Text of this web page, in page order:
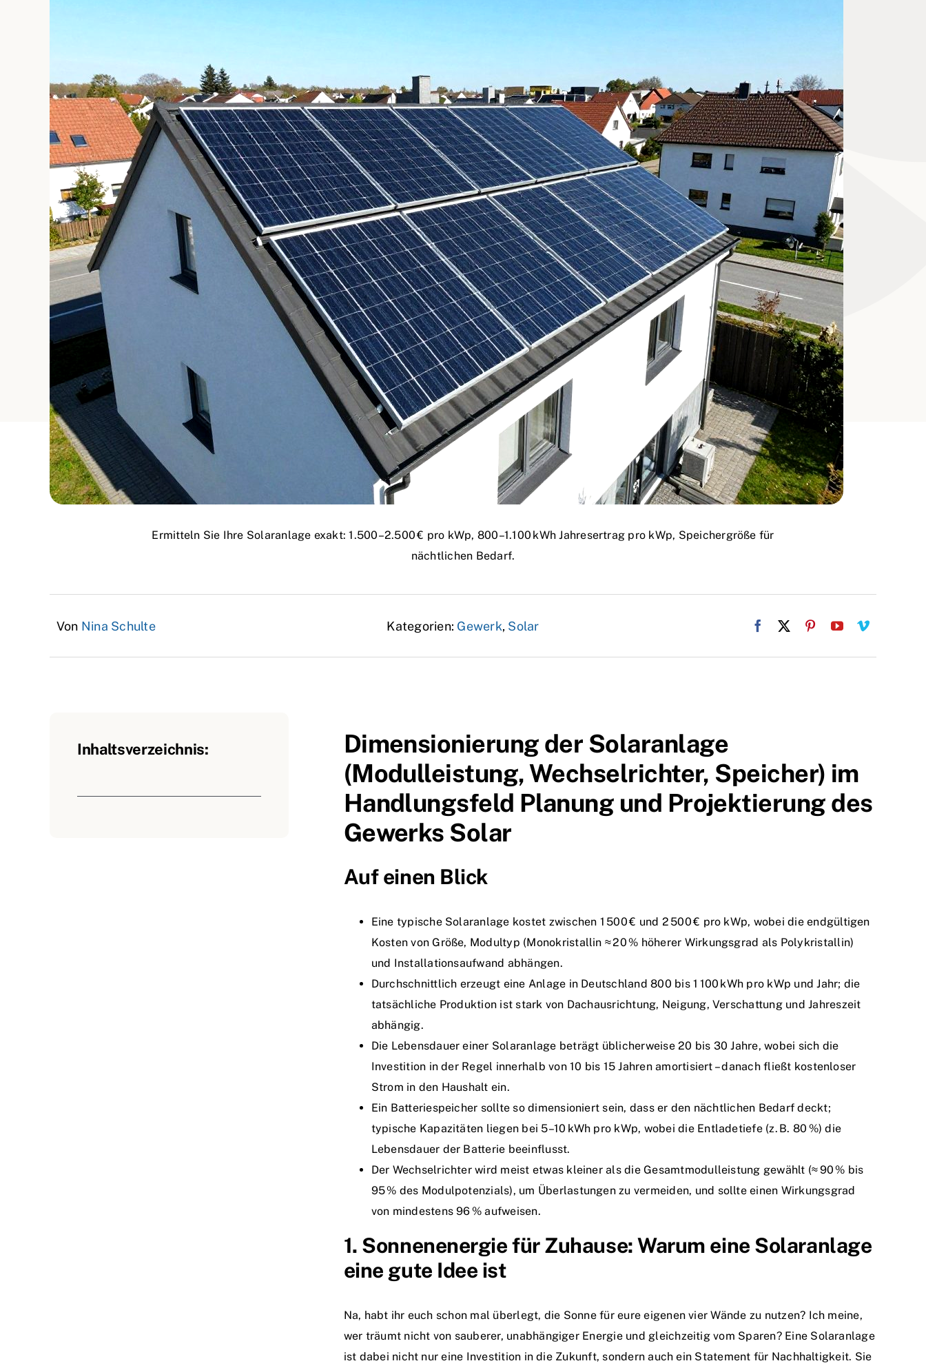
Ermitteln Sie Ihre Solaranlage exakt: 1.500–2.500 € pro kWp, 800–1.100 kWh Jahresertrag pro kWp, Speichergröße für
nächtlichen Bedarf.
Von Nina Schulte Kategorien: Gewerk, Solar
Inhaltsverzeichnis:
Dimensionierung der Solaranlage
(Modulleistung, Wechselrichter, Speicher) im
Handlungsfeld Planung und Projektierung des
Gewerks Solar
Auf einen Blick
Eine typische Solaranlage kostet zwischen 1 500 € und 2 500 € pro kWp, wobei die endgültigen
Kosten von Größe, Modultyp (Monokristallin ≈ 20 % höherer Wirkungsgrad als Polykristallin)
und Installationsaufwand abhängen.
Durchschnittlich erzeugt eine Anlage in Deutschland 800 bis 1 100 kWh pro kWp und Jahr; die
tatsächliche Produktion ist stark von Dachausrichtung, Neigung, Verschattung und Jahreszeit
abhängig.
Die Lebensdauer einer Solaranlage beträgt üblicherweise 20 bis 30 Jahre, wobei sich die
Investition in der Regel innerhalb von 10 bis 15 Jahren amortisiert – danach fließt kostenloser
Strom in den Haushalt ein.
Ein Batteriespeicher sollte so dimensioniert sein, dass er den nächtlichen Bedarf deckt;
typische Kapazitäten liegen bei 5–10 kWh pro kWp, wobei die Entladetiefe (z. B. 80 %) die
Lebensdauer der Batterie beeinflusst.
Der Wechselrichter wird meist etwas kleiner als die Gesamtmodulleistung gewählt (≈ 90 % bis
95 % des Modulpotenzials), um Überlastungen zu vermeiden, und sollte einen Wirkungsgrad
von mindestens 96 % aufweisen.
1. Sonnenenergie für Zuhause: Warum eine Solaranlage
eine gute Idee ist
Na, habt ihr euch schon mal überlegt, die Sonne für eure eigenen vier Wände zu nutzen? Ich meine,
wer träumt nicht von sauberer, unabhängiger Energie und gleichzeitig vom Sparen? Eine Solaranlage
ist dabei nicht nur eine Investition in die Zukunft, sondern auch ein Statement für Nachhaltigkeit. Sie